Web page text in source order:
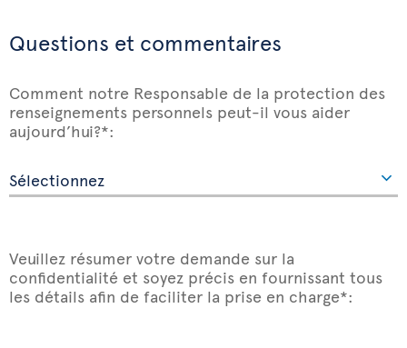
Questions et commentaires
Comment notre Responsable de la protection des
renseignements personnels peut-il vous aider
aujourd’hui?*:
Veuillez résumer votre demande sur la
confidentialité et soyez précis en fournissant tous
les détails afin de faciliter la prise en charge*: